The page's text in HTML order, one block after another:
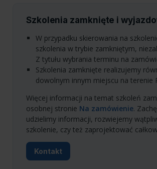
Szkolenia zamknięte i
W przypadku skierowania na
szkolenia w trybie zamkniętym,
Z tytułu wybrania terminu na
Szkolenia zamknięte realizujemy
dowolnym innym miejscu na terenie
Więcej informacji na temat szkoleń
osobnej stronie Na zamówienie.
udzielimy informacji, rozwiejemy
szkolenie, czy też zaprojektować
Kontakt